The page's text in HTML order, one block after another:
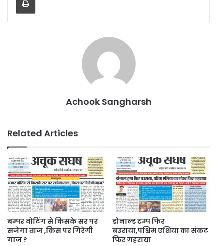
Achook Sangharsh
Related Articles
बम्पर वोटिंग से किसके सर पर
सजेगा ताज ,किस पर गिरेगी
गाज ?
डोनाल्ड ट्रम्प फिर
बउराया,पश्चिम एशिया का संकट
फिर गहराया